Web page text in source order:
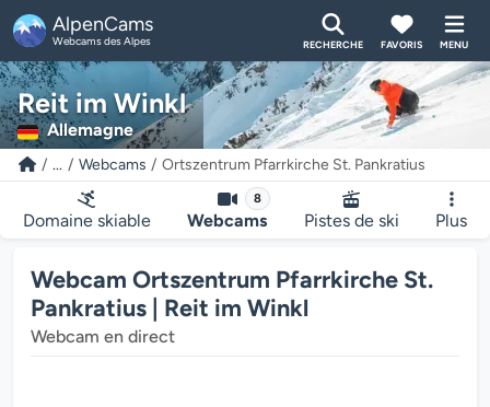
AlpenCams
Webcams des Alpes RECHERCHE FAVORIS MENU
Reit im Winkl
Allemagne
... Webcams Ortszentrum Pfarrkirche St. Pankratius
Domaine skiable
8
Webcams Pistes de ski Plus
Webcam Ortszentrum Pfarrkirche St.
Pankratius | Reit im Winkl
Webcam en direct